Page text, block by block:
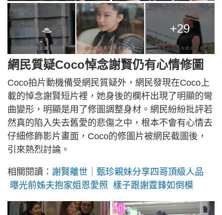
+29
網民質疑Coco悼念謝賢仍有心情修圖
Coco拍片動機備受網民質疑外，網民發現在Coco上
載的悼念謝賢短片裡，她身後的欄杆出現了明顯的彎
曲變形，明顯是用了修圖調整身材。網民紛紛批評若
然真的陷入失去舊愛的悲傷之中，根本不會有心情去
仔細修飾影片畫面，Coco的修圖片被網民截圖後，
引來熱烈討論。
相關閱讀： 謝賢離世｜甄珍親妹分享四哥頂級人品
曝光前姊夫抱家姐恩愛照 樣子跟謝霆鋒如倒模